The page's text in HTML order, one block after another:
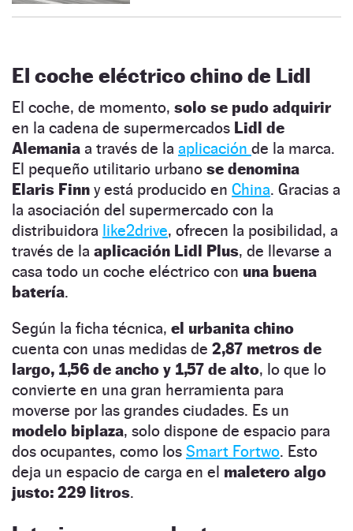
El coche eléctrico chino de Lidl
El coche, de momento, solo se pudo adquirir
en la cadena de supermercados Lidl de
Alemania a través de la aplicación de la marca.
El pequeño utilitario urbano se denomina
Elaris Finn y está producido en China. Gracias a
la asociación del supermercado con la
distribuidora like2drive, ofrecen la posibilidad, a
través de la aplicación Lidl Plus, de llevarse a
casa todo un coche eléctrico con una buena
batería.
Según la ficha técnica, el urbanita chino
cuenta con unas medidas de 2,87 metros de
largo, 1,56 de ancho y 1,57 de alto, lo que lo
convierte en una gran herramienta para
moverse por las grandes ciudades. Es un
modelo biplaza, solo dispone de espacio para
dos ocupantes, como los Smart Fortwo. Esto
deja un espacio de carga en el maletero algo
justo: 229 litros.